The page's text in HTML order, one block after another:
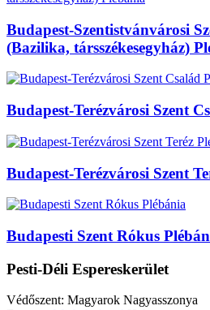
Budapest-Szentistvánvárosi
(Bazilika, társszékesegyház)
Budapest-Terézvárosi Szent
Budapest-Terézvárosi Szent
Budapesti Szent Rókus
Pesti-Déli Espereskerület
Védőszent: Magyarok Nagyasszonya